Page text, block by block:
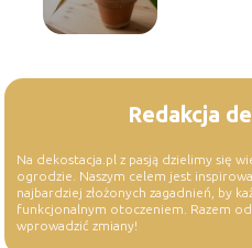
Redakcja
Na dekostacja.pl z pasją dzielimy się
ogrodzie. Naszym celem jest
najbardziej złożonych zagadnień, by
funkcjonalnym otoczeniem. Razem
wprowadzić zmiany!